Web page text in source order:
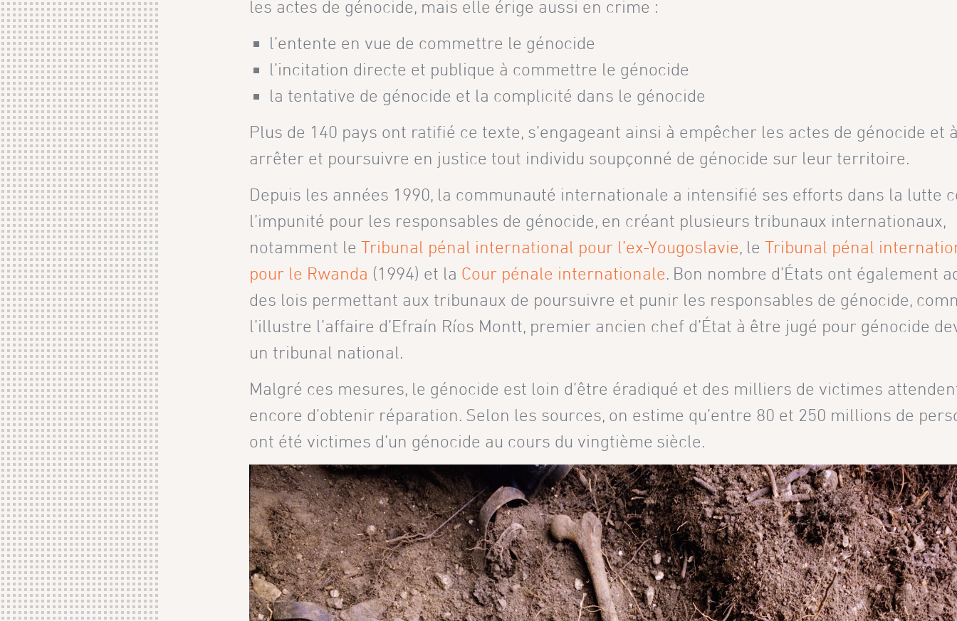
les actes de génocide, mais elle érige aussi en crime :
l’entente en vue de commettre le génocide
l’incitation directe et publique à commettre le génocide
la tentative de génocide et la complicité dans le génocide
Plus de 140 pays ont ratifié ce texte, s’engageant ainsi à empêcher les actes de génocide et
arrêter et poursuivre en justice tout individu soupçonné de génocide sur leur territoire.
Depuis les années 1990, la communauté internationale a intensifié ses efforts dans la lutte
l’impunité pour les responsables de génocide, en créant plusieurs tribunaux internationaux,
notamment le Tribunal pénal international pour l’ex-Yougoslavie, le Tribunal pénal
pour le Rwanda (1994) et la Cour pénale internationale. Bon nombre d’États ont également
des lois permettant aux tribunaux de poursuivre et punir les responsables de génocide,
l’illustre l’affaire d’Efraín Ríos Montt, premier ancien chef d’État à être jugé pour génocide
un tribunal national.
Malgré ces mesures, le génocide est loin d’être éradiqué et des milliers de victimes
encore d’obtenir réparation. Selon les sources, on estime qu’entre 80 et 250 millions de
ont été victimes d’un génocide au cours du vingtième siècle.